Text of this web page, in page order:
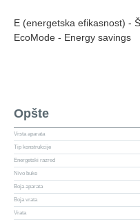
E (energetska efikasnost) -
EcoMode - Energy savings
Opšte
Vrsta aparata
Tip konstrukcije
Energetski razred
Nivo buke
Boja aparata
Boja vrata
Vrata